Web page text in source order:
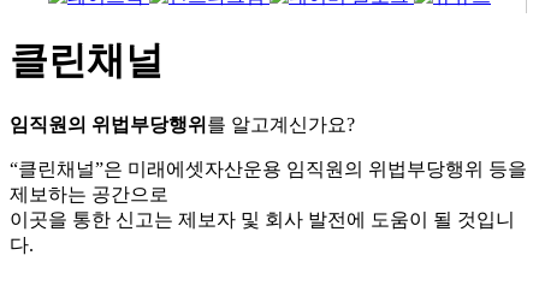
클린채널
임직원의 위법부당행위 를 알고계신가요?
“클린채널”은 미래에셋자산운용 임직원의 위법부당행위 등을
제보하는 공간으로
이곳을 통한 신고는 제보자 및 회사 발전에 도움이 될 것입니
다.